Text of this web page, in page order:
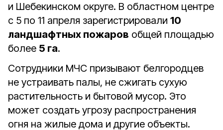
и Шебекинском округе. В областном центре
с 5 по 11 апреля зарегистрировали 10
ландшафтных пожаров общей площадью
более 5 га.
Сотрудники МЧС призывают белгородцев
не устраивать палы, не сжигать сухую
растительность и бытовой мусор. Это
может создать угрозу распространения
огня на жилые дома и другие объекты.